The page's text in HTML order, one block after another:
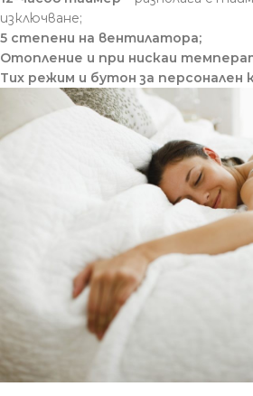
изключване;
5 степени на вентилатора;
Отопление и при нискаи
Tих режим и бутон за персонален